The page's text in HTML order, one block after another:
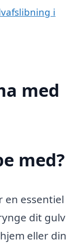
i
med
med?
en essentiel
dit gulv
eller din